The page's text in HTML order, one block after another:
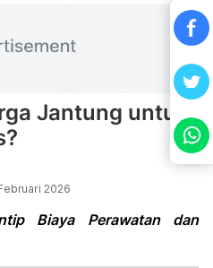
Jantung untuk
2026
Biaya Perawatan dan